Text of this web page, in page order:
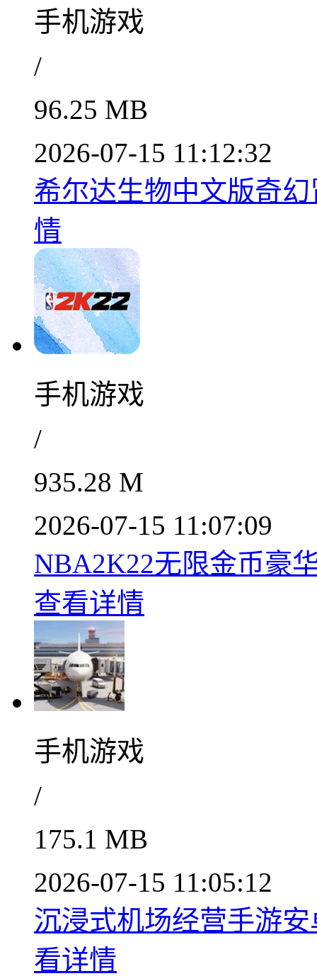
手机游戏
/
96.25 MB
2026-07-15 11:12:32
希尔达生物中文版奇
情
手机游戏
/
935.28 M
2026-07-15 11:07:09
NBA2K22无限金币豪
查看详情
手机游戏
/
175.1 MB
2026-07-15 11:05:12
沉浸式机场经营手游
看详情